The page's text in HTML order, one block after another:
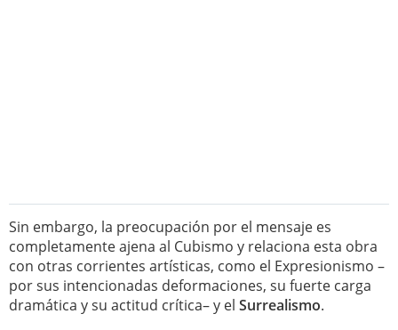
Sin embargo, la preocupación por el mensaje es
completamente ajena al Cubismo y relaciona esta obra
con otras corrientes artísticas, como el Expresionismo –
por sus intencionadas deformaciones, su fuerte carga
dramática y su actitud crítica– y el Surrealismo.